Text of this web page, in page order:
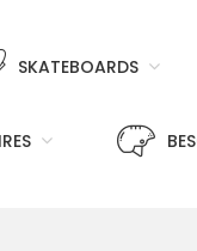
SKATEBOARDS